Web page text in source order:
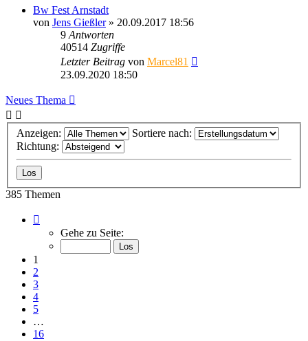
Bw Fest Arnstadt
von Jens Gießler» 20.09.2017 18:56
9 Antworten
40514 Zugriffe
Letzter Beitrag von Marcel81
23.09.2020 18:50
Neues Thema
Anzeigen:
Sortiere nach:
Richtung:
385 Themen
von
Gehe zu Seite:
1
2
3
4
5
…
16